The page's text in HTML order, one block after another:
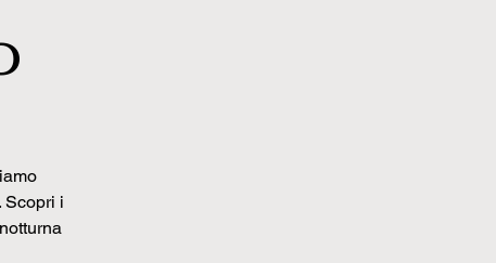
Scopri i